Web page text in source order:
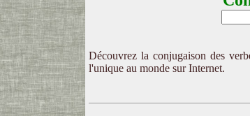
Découvrez la conjugaison des
l'unique au monde sur Internet.